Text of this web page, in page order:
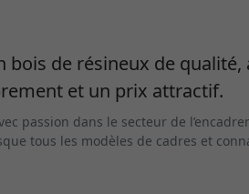
bois de résineux de qualité,
et un prix attractif.
passion dans le secteur de
tous les modèles de cadres et